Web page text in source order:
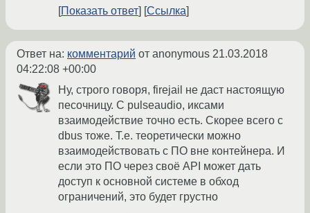
Показать ответ
Ссылка
Ответ на: комментарий от anonymous 21.03.2018
04:22:08 +00:00
Ну, строго говоря, firejail не даст настоящую
песочницу. С pulseaudio, иксами
взаимодействие точно есть. Скорее всего с
dbus тоже. Т.е. теоретически можно
взаимодействовать с ПО вне контейнера. И
если это ПО через своё API может дать
доступ к основной системе в обход
ограничений, это будет грустно